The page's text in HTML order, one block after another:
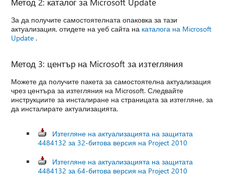
За да получите самостоятелната опаковка за тази
актуализация, отидете на уеб сайта на каталога на Microsoft
Update .
Метод 3: център на Microsoft за изтегляния
Можете да получите пакета за самостоятелна актуализация
чрез центъра за изтегляния на Microsoft. Следвайте
инструкциите за инсталиране на страницата за изтегляне, за
да инсталирате актуализацията.
Изтегляне на актуализацията на защитата
4484132 за 32-битова версия на Project 2010
Изтегляне на актуализацията на защитата
4484132 за 64-битова версия на Project 2010